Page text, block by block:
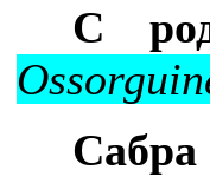
С
Сабра